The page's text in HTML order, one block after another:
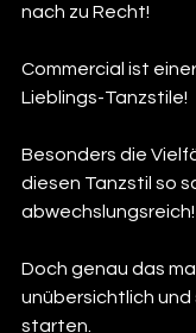
nach zu Recht!
Commercial ist
Lieblings-Tanzstile!
Besonders die
diesen Tanzstil so
abwechslungsreich!
Doch genau das
unübersichtlich und
starten.